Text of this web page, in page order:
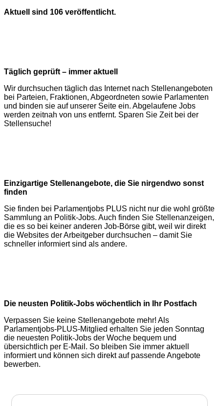
Aktuell sind 106 veröffentlicht.
Täglich geprüft – immer aktuell
Wir durchsuchen täglich das Internet nach Stellenangeboten
bei Parteien, Fraktionen, Abgeordneten sowie Parlamenten
und binden sie auf unserer Seite ein. Abgelaufene Jobs
werden zeitnah von uns entfernt. Sparen Sie Zeit bei der
Stellensuche!
Einzigartige Stellenangebote, die Sie nirgendwo sonst
finden
Sie finden bei Parlamentjobs PLUS nicht nur die wohl größte
Sammlung an Politik-Jobs. Auch finden Sie Stellenanzeigen,
die es so bei keiner anderen Job-Börse gibt, weil wir direkt
die Websites der Arbeitgeber durchsuchen – damit Sie
schneller informiert sind als andere.
Die neusten Politik-Jobs wöchentlich in Ihr Postfach
Verpassen Sie keine Stellenangebote mehr! Als
Parlamentjobs-PLUS-Mitglied erhalten Sie jeden Sonntag
die neuesten Politik-Jobs der Woche bequem und
übersichtlich per E-Mail. So bleiben Sie immer aktuell
informiert und können sich direkt auf passende Angebote
bewerben.